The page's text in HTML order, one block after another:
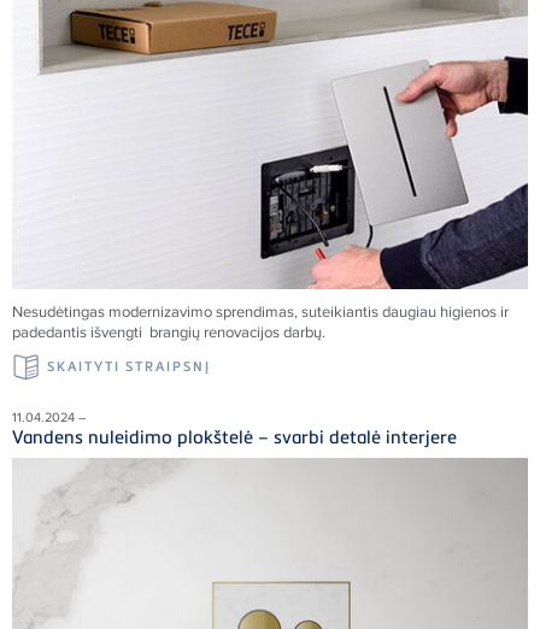
Nesudėtingas modernizavimo sprendimas, suteikiantis daugiau higienos ir
padedantis išvengti brangių renovacijos darbų.
SKAITYTI STRAIPSNĮ
11.04.2024 –
Vandens nuleidimo plokštelė – svarbi detalė interjere